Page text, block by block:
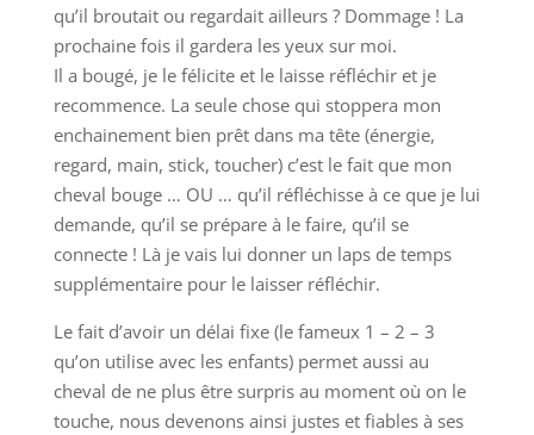
qu’il broutait ou regardait ailleurs ? Dommage ! La
prochaine fois il gardera les yeux sur moi.
Il a bougé, je le félicite et le laisse réfléchir et je
recommence. La seule chose qui stoppera mon
enchainement bien prêt dans ma tête (énergie,
regard, main, stick, toucher) c’est le fait que mon
cheval bouge … OU … qu’il réfléchisse à ce que je lui
demande, qu’il se prépare à le faire, qu’il se
connecte ! Là je vais lui donner un laps de temps
supplémentaire pour le laisser réfléchir.
Le fait d’avoir un délai fixe (le fameux 1 – 2 – 3
qu’on utilise avec les enfants) permet aussi au
cheval de ne plus être surpris au moment où on le
touche, nous devenons ainsi justes et fiables à ses